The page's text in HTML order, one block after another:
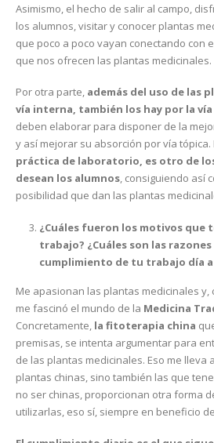
Asimismo, el hecho de salir al campo,
los alumnos, visitar y conocer plantas
que poco a poco vayan conectando con
que nos ofrecen las plantas medicinales.
Por otra parte, además del uso de las
vía interna, también los hay por la
deben elaborar para disponer de la
y así mejorar su absorción por vía tópica.
práctica de laboratorio, es otro de
desean los alumnos, consiguiendo así
posibilidad que dan las plantas
¿Cuáles fueron los motivos que
trabajo? ¿Cuáles son las
cumplimiento de tu trabajo día a
Me apasionan las plantas medicinales y,
me fascinó el mundo de la Medicina
Concretamente, la fitoterapia china
premisas, se intenta argumentar para
de las plantas medicinales. Eso me lleva
plantas chinas, sino también las que
no ser chinas, proporcionan otra forma
utilizarlas, eso sí, siempre en beneficio